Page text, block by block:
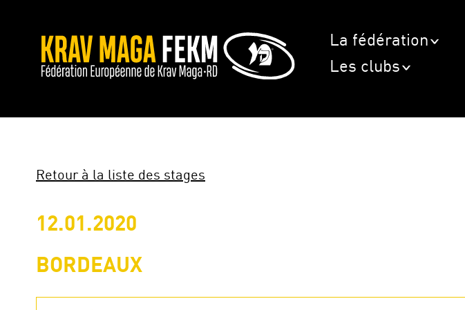
La fédération
Les clubs
Retour à la liste des stages
12.01.2020
BORDEAUX